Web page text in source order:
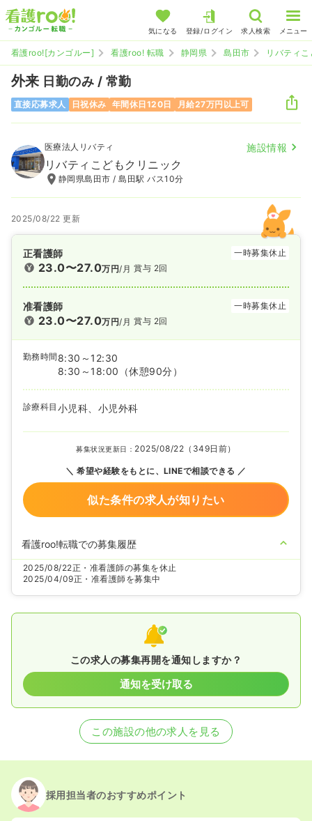
気になる 登録/ログイン 求人検索 メニュー
看護roo![カンゴルー] 看護roo! 転職 静岡県 島田市 リバティ
外来 日勤のみ / 常勤
直接応募求人 日祝休み 年間休日120日 月給27万円以上可
医療法人リバティ 施設情報
リバティこどもクリニック
静岡県島田市 / 島田駅 バス10分
2025/08/22 更新
正看護師 一時募集休止
23.0〜27.0万円/月 賞与 2回
准看護師 一時募集休止
23.0〜27.0万円/月 賞与 2回
勤務時間 8:30～12:30
8:30～18:00
（休憩90分）
診療科目 小児科、小児外科
募集状況更新日： 2025/08/22（349日前）
希望や経験をもとに、LINEで相談できる
似た条件の求人が知りたい
看護roo!転職での募集履歴
2025/08/22正・准看護師の募集を休止
2025/04/09正・准看護師を募集中
この求人の募集再開を通知しますか？
通知を受け取る
この施設の他の求人を見る
採用担当者のおすすめポイント